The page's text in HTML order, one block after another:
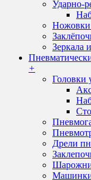
Ударно-
Зеркала
+
Головки
Дрели